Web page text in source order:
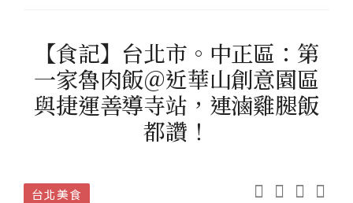
【食記】台北市。中正區：第
一家魯肉飯＠近華山創意園區
與捷運善導寺站，連滷雞腿飯
都讚！
台北美食